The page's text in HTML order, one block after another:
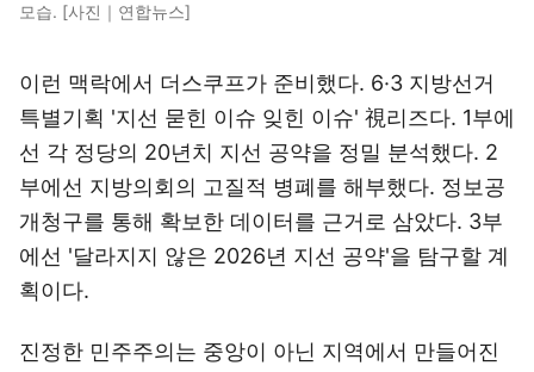
모습. [사진｜연합뉴스]
이런 맥락에서 더스쿠프가 준비했다. 6·3 지방선거
특별기획 '지선 묻힌 이슈 잊힌 이슈' 視리즈다. 1부에
선 각 정당의 20년치 지선 공약을 정밀 분석했다. 2
부에선 지방의회의 고질적 병폐를 해부했다. 정보공
개청구를 통해 확보한 데이터를 근거로 삼았다. 3부
에선 '달라지지 않은 2026년 지선 공약'을 탐구할 계
획이다.
진정한 민주주의는 중앙이 아닌 지역에서 만들어진